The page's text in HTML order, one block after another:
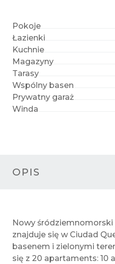
Pokoje
Łazienki
Kuchnie
Magazyny
Tarasy
Wspólny basen
Prywatny garaż
Winda
OPIS
Nowy
znajduje się w Ciudad
basenem i zielonymi
się z 20 apartaments: 10